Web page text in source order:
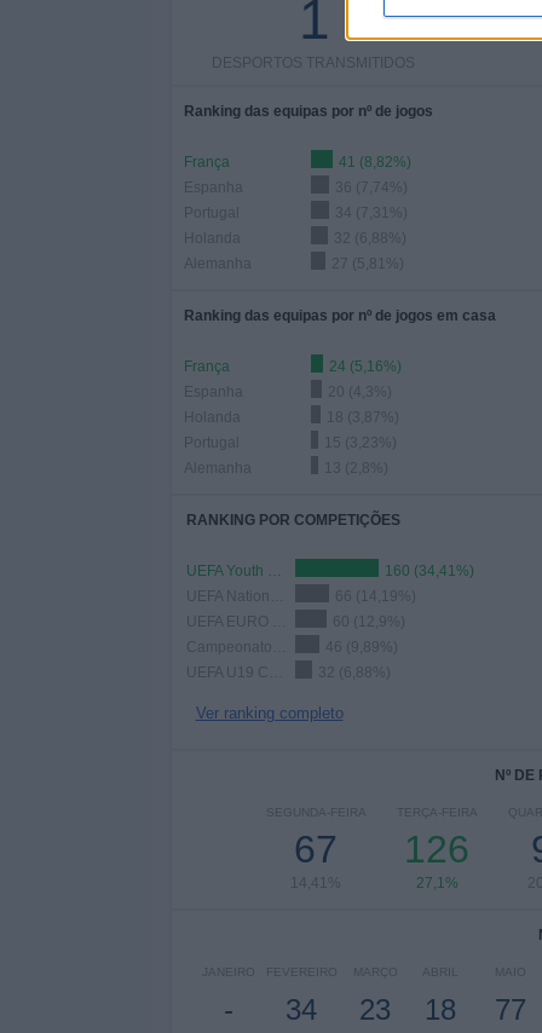
1
DESPORTOS TRANSMITIDOS
Ranking das equipas por nº de jogos
França
41 (8,82%)
Espanha
36 (7,74%)
Portugal
34 (7,31%)
Holanda
32 (6,88%)
Alemanha
27 (5,81%)
Ranking das equipas por nº de jogos em casa
França
24 (5,16%)
Espanha
20 (4,3%)
Holanda
18 (3,87%)
Portugal
15 (3,23%)
Alemanha
13 (2,8%)
RANKING POR COMPETIÇÕES
UEFA Youth League
160 (34,41%)
66 (14,19%)
60 (12,9%)
46 (9,89%)
32 (6,88%)
Ver ranking completo
Nº
SEGUNDA-FEIRA
67
14,41%
TERÇA-FEIRA
126
27,1%
JANEIRO
-
FEVEREIRO
34
MARÇO
23
ABRIL
18
MAIO
77